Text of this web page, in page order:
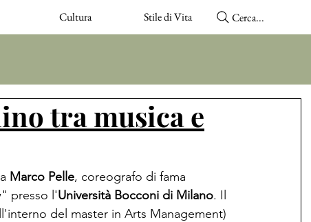
Cultura Stile di Vita Cerca...
tra musica e
Marco Pelle, coreografo di fama
presso l'Università Bocconi di Milano. Il
del master in Arts Management)